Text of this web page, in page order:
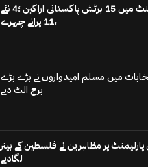
برطانوی پارلیمنٹ میں 15 برٹش پاکستانی اراکین ؛4 نئے
،11 پرانے چہرے
میں مسلم امیدواروں نے بڑے بڑے
برج الٹ دیے
پارلیمنٹ پر مظاہرین نے فلسطین کے بینر
لگادیے